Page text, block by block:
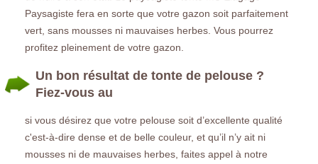
Paysagiste fera en sorte que votre gazon soit parfaitement
vert, sans mousses ni mauvaises herbes. Vous pourrez
profitez pleinement de votre gazon.
Un bon résultat de tonte de pelouse ?
Fiez-vous au
si vous désirez que votre pelouse soit d’excellente qualité
c'est-à-dire dense et de belle couleur, et qu’il n’y ait ni
mousses ni de mauvaises herbes, faites appel à notre